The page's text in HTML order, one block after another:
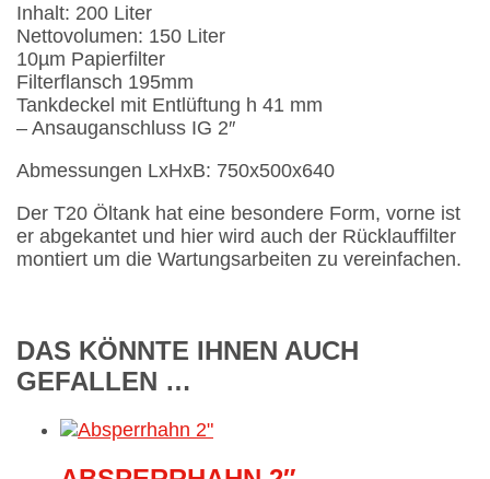
Inhalt: 200 Liter
Nettovolumen: 150 Liter
10µm Papierfilter
Filterflansch 195mm
Tankdeckel mit Entlüftung h 41 mm
– Ansauganschluss IG 2″
Abmessungen LxHxB: 750x500x640
Der T20 Öltank hat eine besondere Form, vorne ist
er abgekantet und hier wird auch der Rücklauffilter
montiert um die Wartungsarbeiten zu vereinfachen.
DAS KÖNNTE IHNEN AUCH
GEFALLEN …